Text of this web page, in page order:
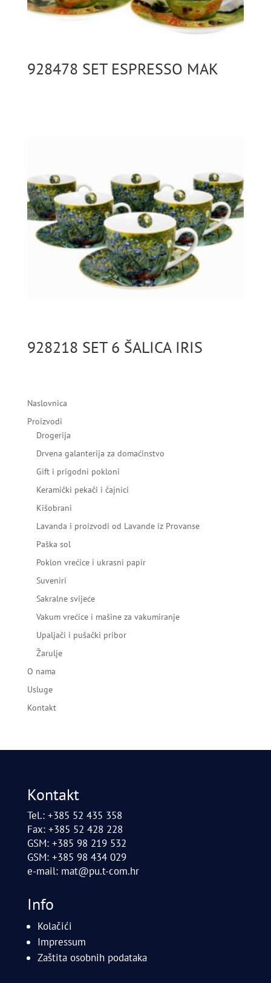
928478 SET ESPRESSO MAK
928218 SET 6 ŠALICA IRIS
Naslovnica
Proizvodi
Drogerija
Drvena galanterija za domaćinstvo
Gift i prigodni pokloni
Keramički pekači i čajnici
Kišobrani
Lavanda i proizvodi od Lavande iz Provanse
Paška sol
Poklon vrećice i ukrasni papir
Suveniri
Sakralne svijeće
Vakum vrećice i mašine za vakumiranje
Upaljači i pušački pribor
Žarulje
O nama
Usluge
Kontakt
Kontakt
Tel.: +385 52 435 358
Fax: +385 52 428 228
GSM: +385 98 219 532
GSM: +385 98 434 029
e-mail: mat@pu.t-com.hr
Info
Kolačići
Impressum
Zaštita osobnih podataka